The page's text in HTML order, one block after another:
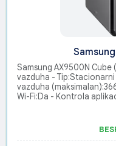
Samsung AX9500N Cube
vazduha -
vazduha
Wi-Fi:Da - Kontrola